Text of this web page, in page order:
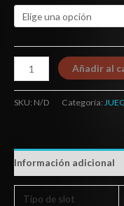
Añadir al
SKU: N/D Categoría:
Información adicional
Tipo de slot